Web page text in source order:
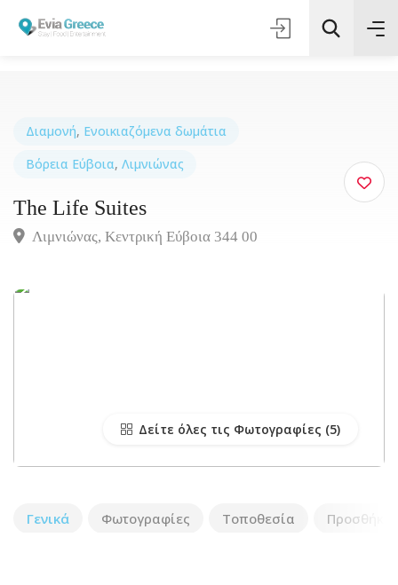
Διαμονή, Ενοικιαζόμενα δωμάτια
Βόρεια Εύβοια, Λιμνιώνας
The Life Suites
Λιμνιώνας, Κεντρική Εύβοια 344 00
Δείτε όλες τις Φωτογραφίες
Γενικά Φωτογραφίες Τοποθεσία Προσθήκη